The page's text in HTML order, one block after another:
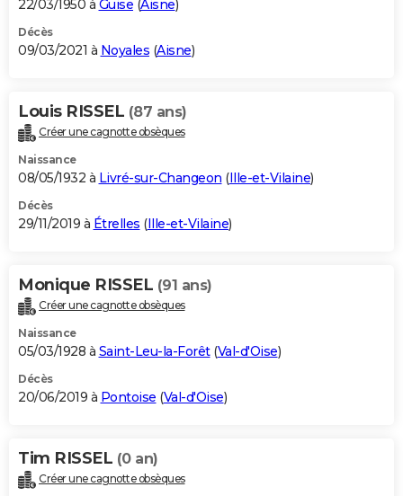
22/03/1950 à Guise (Aisne)
Décès
09/03/2021 à Noyales (Aisne)
Louis RISSEL (87 ans)
Créer une cagnotte obsèques
Naissance
08/05/1932 à Livré-sur-Changeon (Ille-et-Vilaine)
Décès
29/11/2019 à Étrelles (Ille-et-Vilaine)
Monique RISSEL (91 ans)
Créer une cagnotte obsèques
Naissance
05/03/1928 à Saint-Leu-la-Forêt(Val-d'Oise)
Décès
20/06/2019 à Pontoise (Val-d'Oise)
Tim RISSEL (0 an)
Créer une cagnotte obsèques